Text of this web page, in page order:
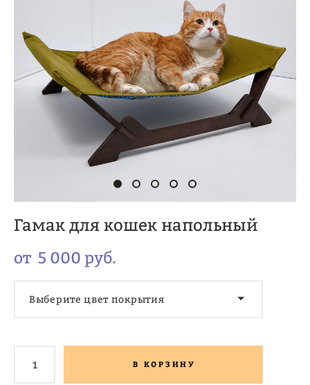
Гамак для кошек напольный
от 5 000 pуб.
Выберите цвет покрытия
В КОРЗИНУ